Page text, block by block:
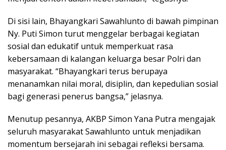
Di sisi lain, Bhayangkari Sawahlunto di bawah pimpinan
Ny. Puti Simon turut menggelar berbagai kegiatan
sosial dan edukatif untuk memperkuat rasa
kebersamaan di kalangan keluarga besar Polri dan
masyarakat. “Bhayangkari terus berupaya
menanamkan nilai moral, disiplin, dan kepedulian sosial
bagi generasi penerus bangsa,” jelasnya.
Menutup pesannya, AKBP Simon Yana Putra mengajak
seluruh masyarakat Sawahlunto untuk menjadikan
momentum bersejarah ini sebagai refleksi bersama.